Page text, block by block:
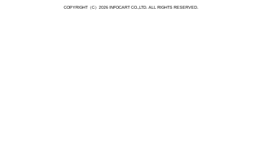
COPYRIGHT（C）2026 INFOCART CO.,LTD. ALL RIGHTS RESERVED.